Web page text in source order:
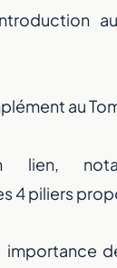
au
4 piliers
importance